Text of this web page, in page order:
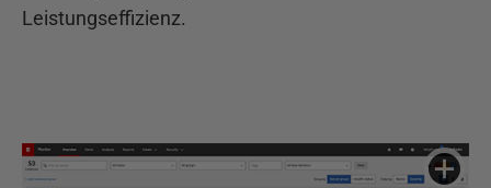
Leistungseffizienz.